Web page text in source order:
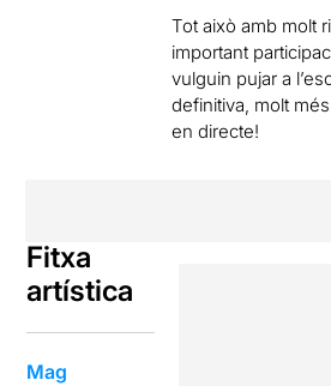
Tot això amb molt
important
vulguin pujar a
definitiva, molt
en directe!
Fitxa
artística
Mag